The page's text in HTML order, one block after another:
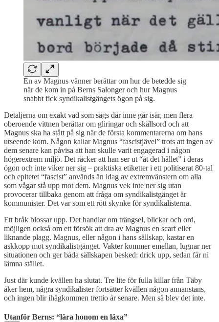
En av Magnus vänner berättar om hur de betedde sig
när de kom in på Berns Salonger och hur Magnus
snabbt fick syndikalistgängets ögon på sig.
Detaljerna om exakt vad som sägs där inne går isär, men flera
oberoende vittnen berättar om gliringar och skällsord och att
Magnus ska ha stått på sig när de första kommentarerna om hans
utseende kom. Någon kallar Magnus “fascistjävel” trots att ingen av
dem senare kan påvisa att han skulle varit engagerad i någon
högerextrem miljö. Det räcker att han ser ut “åt det hållet” i deras
ögon och inte viker ner sig – praktiska etiketter i ett politiserat 80-tal
och epitetet “fascist” används än idag av extremvänstern om alla
som vågar stå upp mot dem. Magnus vek inte ner sig utan
provocerar tillbaka genom att fråga om syndikalistgänget är
kommunister. Det var som ett rött skynke för syndikalisterna.
Ett bråk blossar upp. Det handlar om trängsel, blickar och ord,
möjligen också om ett försök att dra av Magnus en scarf eller
liknande plagg. Magnus, eller någon i hans sällskap, kastar en
askkopp mot syndikalistgänget. Vakter kommer emellan, lugnar ner
situationen och ger båda sällskapen besked: drick upp, sedan får ni
lämna stället.
Just där kunde kvällen ha slutat. Tre lite för fulla killar från Täby
åker hem, några syndikalister fortsätter kvällen någon annanstans,
och ingen blir ihågkommen trettio år senare. Men så blev det inte.
Utanför Berns: “lära honom en läxa”